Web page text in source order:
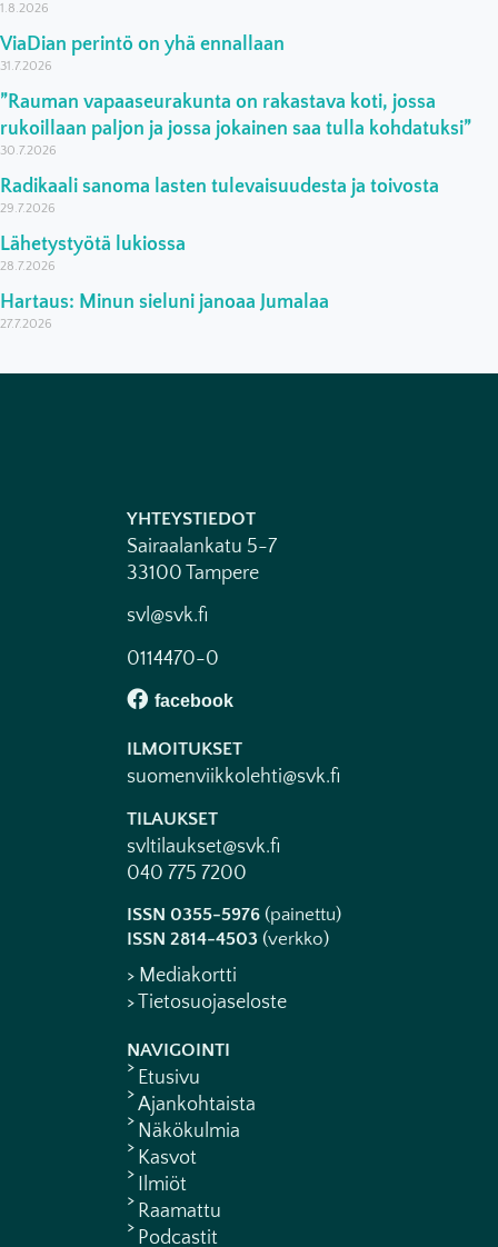
1.8.2026
ViaDian perintö on yhä ennallaan
31.7.2026
”Rauman vapaaseurakunta on rakastava koti, jossa
rukoillaan paljon ja jossa jokainen saa tulla kohdatuksi”
30.7.2026
Radikaali sanoma lasten tulevaisuudesta ja toivosta
29.7.2026
Lähetystyötä lukiossa
28.7.2026
Hartaus: Minun sieluni janoaa Jumalaa
27.7.2026
YHTEYSTIEDOT
Sairaalankatu 5-7
33100 Tampere
svl@svk.fi
0114470-0
ILMOITUKSET
suomenviikkolehti@svk.fi
TILAUKSET
svltilaukset@svk.fi
040 775 7200
ISSN 0355-5976 (painettu)
ISSN 2814-4503 (verkko)
> Mediakortti
> Tietosuojaseloste
NAVIGOINTI
Etusivu
Ajankohtaista
Näkökulmia
Kasvot
Ilmiöt
Raamattu
Podcastit